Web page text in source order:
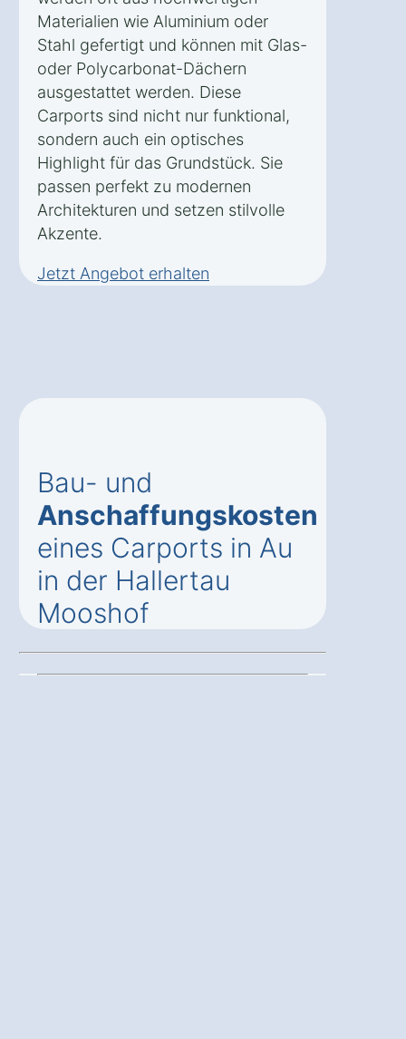
Materialien wie Aluminium oder
Stahl gefertigt und können mit Glas-
oder Polycarbonat-Dächern
ausgestattet werden. Diese
Carports sind nicht nur funktional,
sondern auch ein optisches
Highlight für das Grundstück. Sie
passen perfekt zu modernen
Architekturen und setzen stilvolle
Akzente.
Jetzt Angebot erhalten
Bau- und
Anschaffungskosten
eines Carports in Au
in der Hallertau
Mooshof